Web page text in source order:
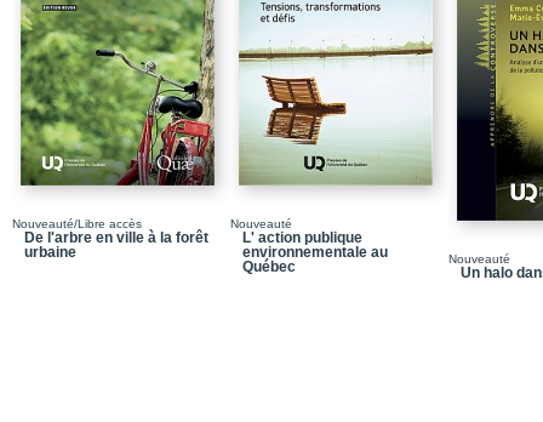
5 / Pour une
de la Gaspésie
Références
Chapitre 2 / Un état
Nord (Eubalaena
1 / Étudier la
écologie
Discussion et
Chapitre 3 / Les
Nouveauté/Libre accès
De l'arbre en ville à la forêt
urbaine
Nouveauté
L' action publique
environnementale au
Québec
Nouveauté
Un halo